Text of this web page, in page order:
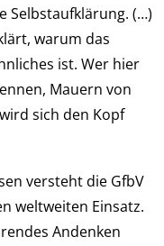
Selbstaufklärung. (…)
warum das
ist. Wer hier
Mauern von
sich den Kopf
versteht die GfbV
weltweiten Einsatz.
Andenken